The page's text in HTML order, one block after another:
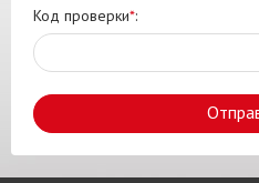
Код проверки*: